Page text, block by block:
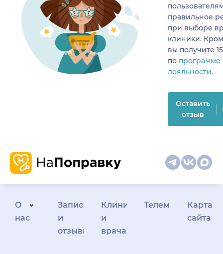
правильное
при выборе
клиники.
вы получите
по программе
лояльности.
Оставить
отзыв
О
нас
Запись
и
отзывы
Клиникам
и
врачам
Телемедицина
Карта
сайта